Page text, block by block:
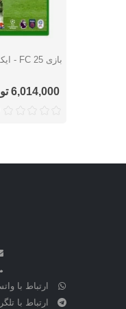
دوست بازی FC 25 - ایکس باکس
6,014,000 تومان
ارتباط با
ارتباط با